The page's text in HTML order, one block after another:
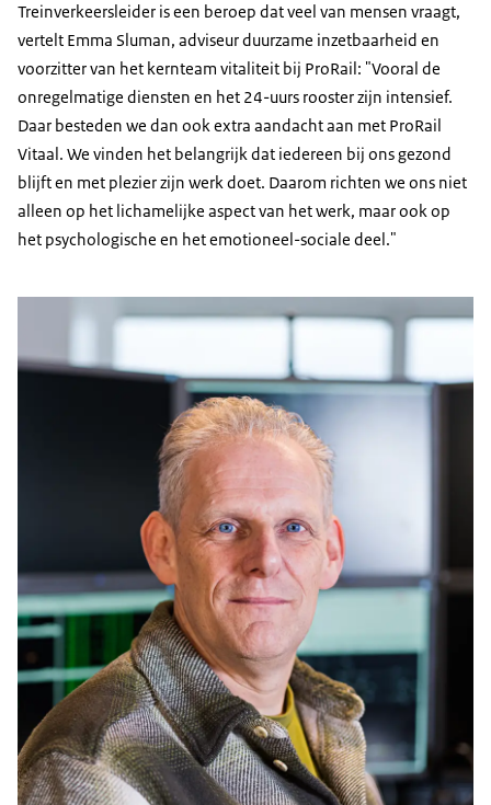
Treinverkeersleider is een beroep dat veel van mensen vraagt,
vertelt Emma Sluman, adviseur duurzame inzetbaarheid en
voorzitter van het kernteam vitaliteit bij ProRail: "Vooral de
onregelmatige diensten en het 24-uurs rooster zijn intensief.
Daar besteden we dan ook extra aandacht aan met ProRail
Vitaal. We vinden het belangrijk dat iedereen bij ons gezond
blijft en met plezier zijn werk doet. Daarom richten we ons niet
alleen op het lichamelijke aspect van het werk, maar ook op
het psychologische en het emotioneel-sociale deel."